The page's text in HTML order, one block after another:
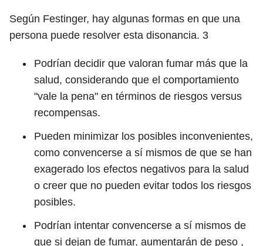
Según Festinger, hay algunas formas en que una
persona puede resolver esta disonancia. 3
Podrían decidir que valoran fumar más que la
salud, considerando que el comportamiento
"vale la pena" en términos de riesgos versus
recompensas.
Pueden minimizar los posibles inconvenientes,
como convencerse a sí mismos de que se han
exagerado los efectos negativos para la salud
o creer que no pueden evitar todos los riesgos
posibles.
Podrían intentar convencerse a sí mismos de
que si dejan de fumar, aumentarán de peso ,